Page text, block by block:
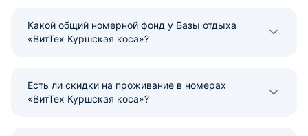
Какой общий номерной фонд у Базы отдыха
«ВитТех Куршская коса»?
Есть ли скидки на проживание в номерах
«ВитТех Куршская коса»?